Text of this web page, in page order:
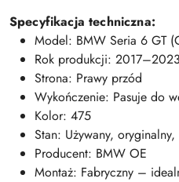
Specyfikacja techniczna:
Model: BMW Seria 6 GT
Rok produkcji: 2017–2023
Strona: Prawy przód
Wykończenie: Pasuje do
Kolor: 475
Stan: Używany,
Producent: BMW OE
Montaż: Fabryczny –